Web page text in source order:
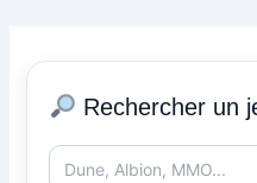
Rechercher un